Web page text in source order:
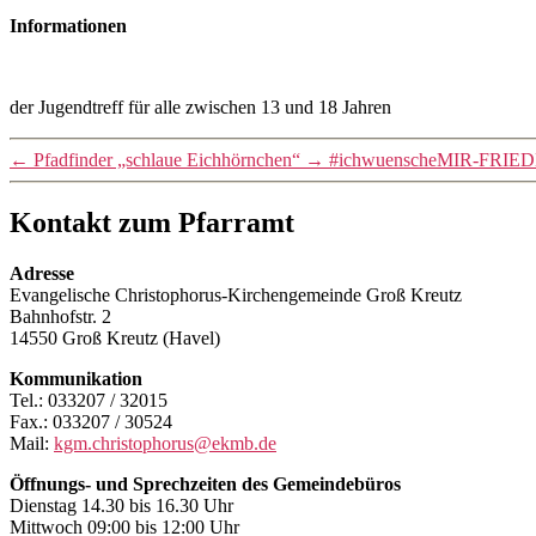
Informationen
der Jugendtreff für alle zwischen 13 und 18 Jahren
← Pfadfinder „schlaue Eichhörnchen“ → #ichwuenscheMIR-
Kontakt zum Pfarramt
Adresse
Evangelische Christophorus-Kirchengemeinde Groß Kreutz
Bahnhofstr. 2
14550 Groß Kreutz (Havel)
Kommunikation
Tel.: 033207 / 32015
Fax.: 033207 / 30524
Mail: kgm.christophorus@ekmb.de
Öffnungs- und Sprechzeiten des Gemeindebüros
Dienstag 14.30 bis 16.30 Uhr
Mittwoch 09:00 bis 12:00 Uhr